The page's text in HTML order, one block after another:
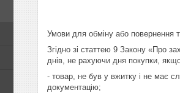
Умови для обміну або повернення
Згідно зі статтею 9 Закону «Про
днів, не рахуючи дня покупки,
- товар, не був у вжитку і не має
документацію;